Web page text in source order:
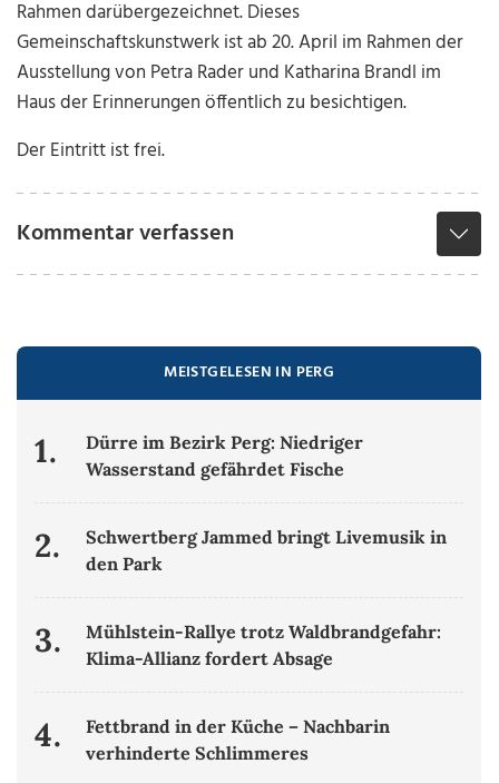
Rahmen darübergezeichnet. Dieses
Gemeinschaftskunstwerk ist ab 20. April im Rahmen der
Ausstellung von Petra Rader und Katharina Brandl im
Haus der Erinnerungen öffentlich zu besichtigen.
Der Eintritt ist frei.
Kommentar verfassen
MEISTGELESEN IN PERG
1.
Dürre im Bezirk Perg: Niedriger
Wasserstand gefährdet Fische
2.
Schwertberg Jammed bringt Livemusik in
den Park
3.
Mühlstein-Rallye trotz Waldbrandgefahr:
Klima-Allianz fordert Absage
4.
Fettbrand in der Küche – Nachbarin
verhinderte Schlimmeres